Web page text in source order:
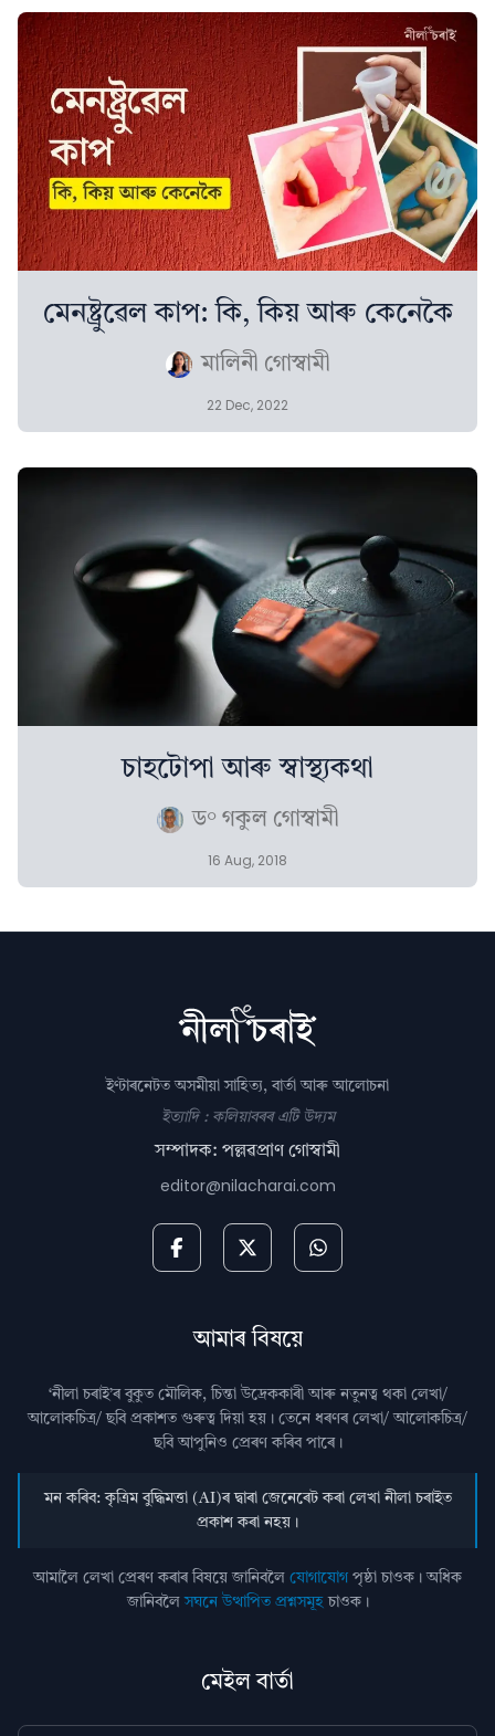
মেনষ্ট্ৰুৱেল কাপ: কি, কিয় আৰু কেনেকৈ
মালিনী গোস্বামী
22 Dec, 2022
চাহটোপা আৰু স্বাস্থ্যকথা
ড° গকুল গোস্বামী
16 Aug, 2018
ইণ্টাৰনেটত অসমীয়া সাহিত্য, বাৰ্তা আৰু আলোচনা
ইত্যাদি : কলিয়াবৰৰ এটি উদ্যম
সম্পাদক: পল্লৱপ্ৰাণ গোস্বামী
editor@nilacharai.com
আমাৰ বিষয়ে
‘নীলা চৰাই’ৰ বুকুত মৌলিক, চিন্তা উদ্রেককাৰী আৰু নতুনত্ব থকা লেখা/
আলোকচিত্ৰ/ ছবি প্রকাশত গুৰুত্ব দিয়া হয়। তেনে ধৰণৰ লেখা/ আলোকচিত্ৰ/
ছবি আপুনিও প্রেৰণ কৰিব পাৰে।
মন কৰিব: কৃত্ৰিম বুদ্ধিমত্তা (AI)ৰ দ্বাৰা জেনেৰেট কৰা লেখা নীলা চৰাইত
প্ৰকাশ কৰা নহয়।
আমালৈ লেখা প্ৰেৰণ কৰাৰ বিষয়ে জানিবলৈ যোগাযোগ পৃষ্ঠা চাওক। অধিক
জানিবলৈসঘনে উত্থাপিত প্ৰশ্নসমূহচাওক।
মেইল বাৰ্তা